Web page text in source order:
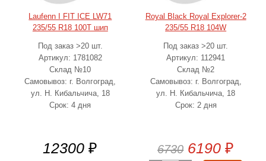
Laufenn I FIT ICE LW71
235/55 R18 100T шип
Под заказ >20 шт.
Артикул: 1781082
Склад №10
Самовывоз: г. Волгоград,
ул. Н. Кибальчича, 18
Срок: 4 дня
12300 ₽
Royal Black Royal Explorer-2
235/55 R18 104W
Под заказ >20 шт.
Артикул: 112941
Склад №2
Самовывоз: г. Волгоград,
ул. Н. Кибальчича, 18
Срок: 2 дня
6730 6190 ₽